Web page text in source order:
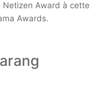
Netizen Award à cette
Awards.